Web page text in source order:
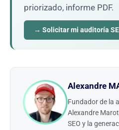
priorizado, informe PDF.
→ Solicitar mi auditoría
Alexandre
Fundador de la
Alexandre
SEO y la